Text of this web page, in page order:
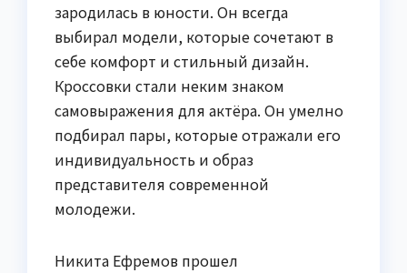
зародилась в юности. Он всегда
выбирал модели, которые сочетают в
себе комфорт и стильный дизайн.
Кроссовки стали неким знаком
самовыражения для актёра. Он умелно
подбирал пары, которые отражали его
индивидуальность и образ
представителя современной
молодежи.
Никита Ефремов прошел